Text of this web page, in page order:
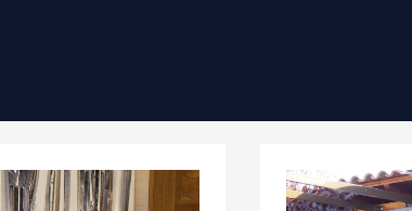
ACS-
CV
CELEBRA